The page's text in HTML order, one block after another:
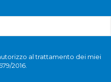
al trattamento dei miei
2016.